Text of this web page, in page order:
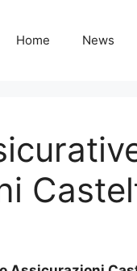
Home News